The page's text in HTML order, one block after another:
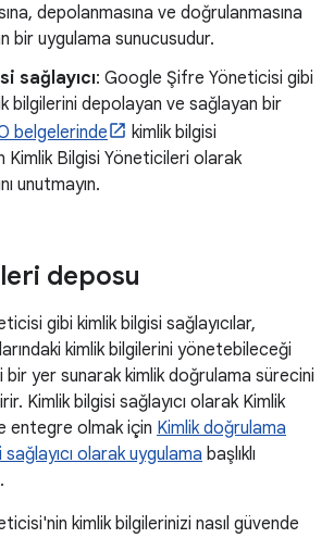
depolanmasına ve doğrulanmasına
bir uygulama sunucusudur.
sağlayıcı: Google Şifre Yöneticisi gibi
bilgilerini depolayan ve sağlayan bir
belgelerinde
kimlik bilgisi
Kimlik Bilgisi Yöneticileri olarak
unutmayın.
deposu
gibi kimlik bilgisi sağlayıcılar,
kimlik bilgilerini yönetebileceği
bir yer sunarak kimlik doğrulama sürecini
Kimlik bilgisi sağlayıcı olarak Kimlik
entegre olmak için Kimlik doğrulama
olarak uygulama başlıklı
kimlik bilgilerinizi nasıl güvende